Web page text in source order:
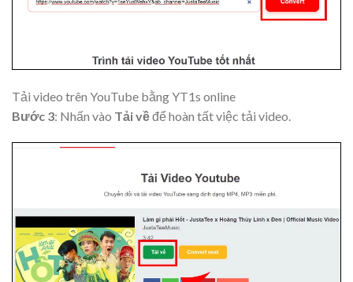
Tải video trên YouTube bằng YT1s online
Bước 3: Nhấn vào Tải vềđể hoàn tất việc tải video.